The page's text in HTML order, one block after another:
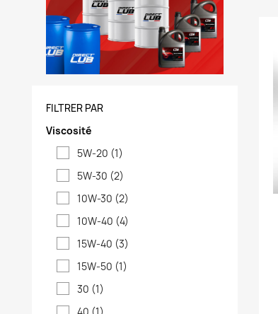
FILTRER PAR
Viscosité
5W-20 (1)
5W-30 (2)
10W-30 (2)
10W-40 (4)
15W-40 (3)
15W-50 (1)
30 (1)